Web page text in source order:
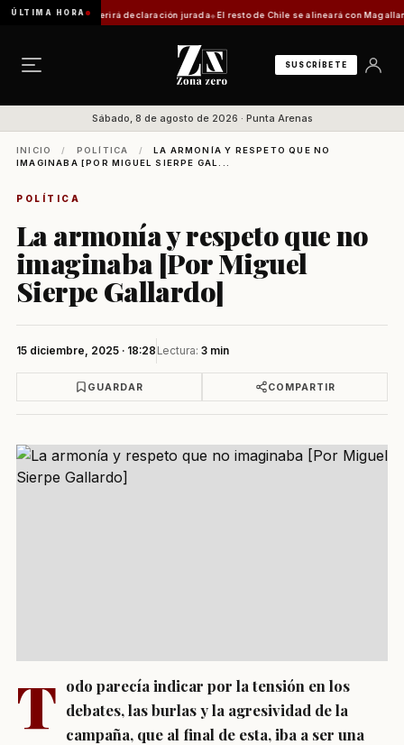
ÚLTIMA HORA
trámite requerirá declaración jurada El resto de Chile se alineará con Magallanes:
SUSCRÍBETE
Sábado, 8 de agosto de 2026 · Punta Arenas
INICIO / POLÍTICA /
LA ARMONÍA Y RESPETO QUE NO
IMAGINABA [POR MIGUEL SIERPE GAL...
POLÍTICA
La armonía y respeto que no
imaginaba [Por Miguel
Sierpe Gallardo]
15 diciembre, 2025 · 18:28 Lectura: 3 min
GUARDAR COMPARTIR
T odo parecía indicar por la tensión en los
debates, las burlas y la agresividad de la
campaña, que al final de esta, iba a ser una